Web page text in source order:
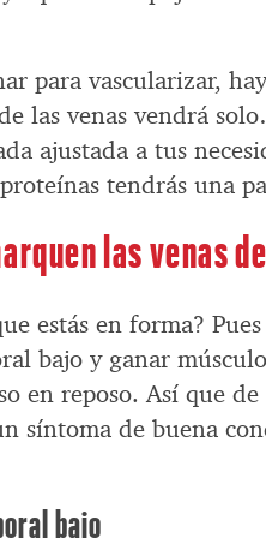
para vascularizar,
las venas vendrá
ajustada a tus
tendrás una
las venas
estás en forma?
bajo y ganar
en reposo. Así que
síntoma de buena
bajo